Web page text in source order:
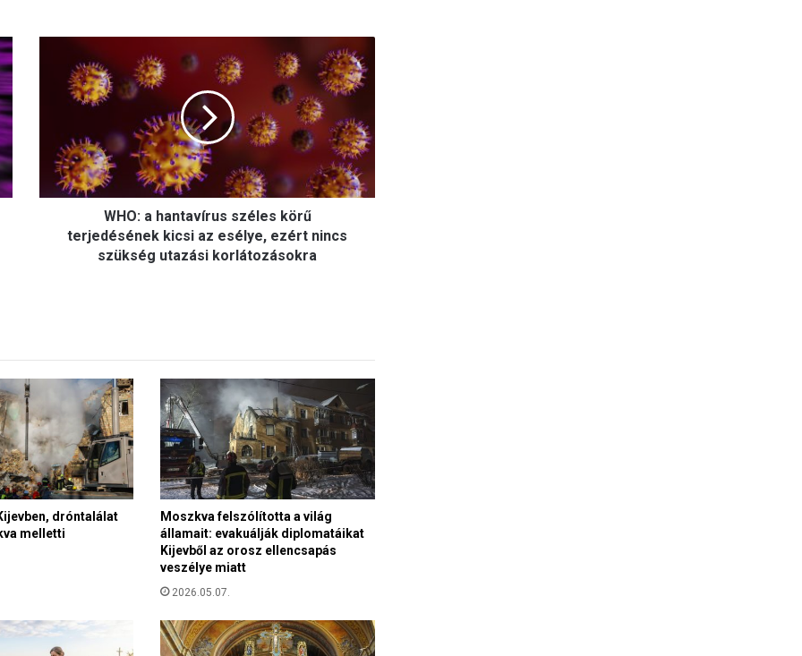
t
s
k
ö
r
ű
t
e
é
WHO: a hantavírus széles körű
terjedésének kicsi az esélye, ezért nincs
szükség utazási korlátozásokra
dróntalálat
melletti
Moszkva felszólította a világ
államait: evakuálják diplomatáikat
Kijevből az orosz ellencsapás
veszélye miatt
2026.05.07.